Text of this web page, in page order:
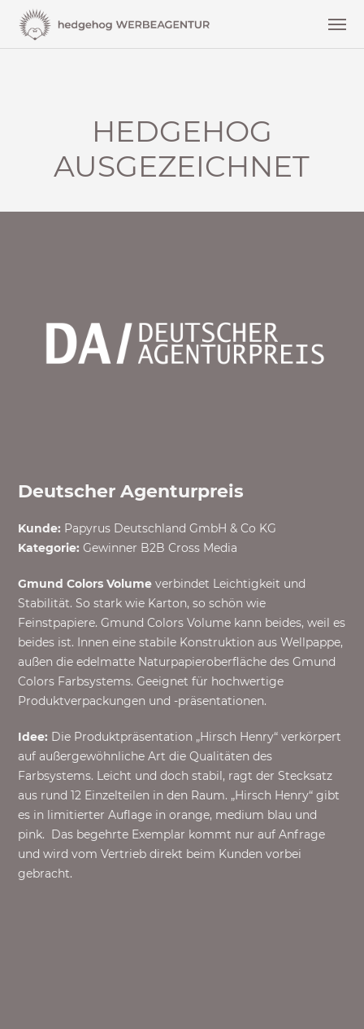
HEDGEHOG
AUSGEZEICHNET
Deutscher Agenturpreis
Kunde: Papyrus Deutschland GmbH & Co KG
Kategorie: Gewinner B2B Cross Media
Gmund Colors Volume verbindet Leichtigkeit und
Stabilität. So stark wie Karton, so schön wie
Feinstpapiere. Gmund Colors Volume kann beides, weil es
beides ist. Innen eine stabile Konstruktion aus Wellpappe,
außen die edelmatte Naturpapieroberfläche des Gmund
Colors Farbsystems. Geeignet für hochwertige
Produktverpackungen und -präsentationen.
Idee: Die Produktpräsentation „Hirsch Henry“ verkörpert
auf außergewöhnliche Art die Qualitäten des
Farbsystems. Leicht und doch stabil, ragt der Stecksatz
aus rund 12 Einzelteilen in den Raum. „Hirsch Henry“ gibt
es in limitierter Auflage in orange, medium blau und
pink. Das begehrte Exemplar kommt nur auf Anfrage
und wird vom Vertrieb direkt beim Kunden vorbei
gebracht.